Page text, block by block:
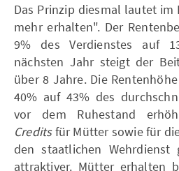
Das Prinzip diesmal lautet
mehr erhalten". Der
9% des Verdienstes auf
nächsten Jahr steigt der
über 8 Jahre. Die
40% auf 43% des
vor dem Ruhestand
Creditsfür Mütter sowie für
den staatlichen Wehrdienst
attraktiver. Mütter erhalten